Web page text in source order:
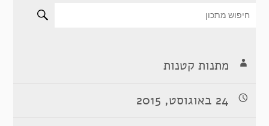
מתנות קטנות
24 באוגוסט, 2015